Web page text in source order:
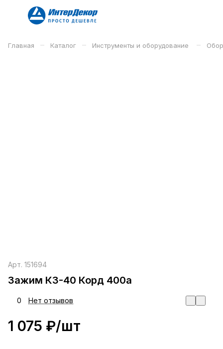
Главная – Каталог – Инструменты и оборудование –
Арт. 151694
Зажим КЗ-40 Корд 400а
0 Нет отзывов
1 075 ₽/шт